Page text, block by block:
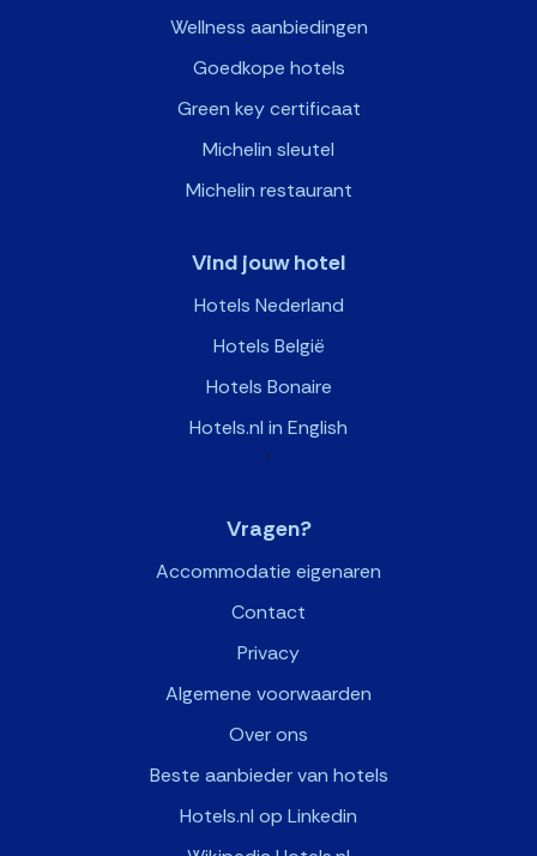
Wellness aanbiedingen
Goedkope hotels
Green key certificaat
Michelin sleutel
Michelin restaurant
Vind jouw hotel
Hotels Nederland
Hotels België
Hotels Bonaire
Hotels.nl in English
>
Vragen?
Accommodatie eigenaren
Contact
Privacy
Algemene voorwaarden
Over ons
Beste aanbieder van hotels
Hotels.nl op Linkedin